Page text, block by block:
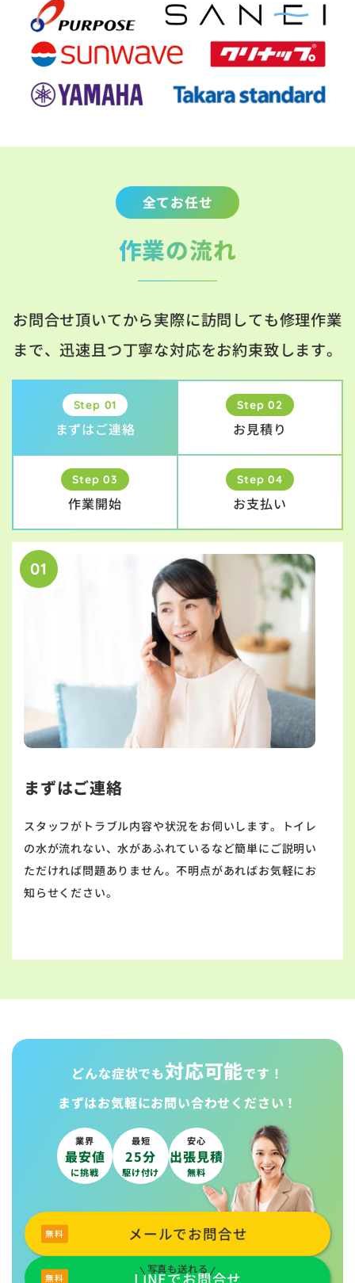
全てお任せ
作業の流れ
お問合せ頂いてから実際に訪問しても修理作業
まで、迅速且つ丁寧な対応をお約束致します。
Step 01
まずはご連絡
Step 02
お見積り
Step 03
作業開始
Step 04
お支払い
01
まずはご連絡
スタッフがトラブル内容や状況をお伺いします。トイレ
の水が流れない、水があふれているなど簡単にご説明い
ただければ問題ありません。不明点があればお気軽にお
知らせください。
どんな症状でも対応可能です！
まずはお気軽にお問い合わせください！
業界
最安値
に挑戦
最短
25分
駆け付け
安心
出張見積
無料
メールでお問合せ
写真も送れる
LINEでお問合せ